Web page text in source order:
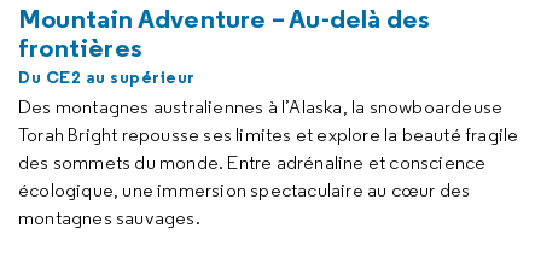
Mountain Adventure – Au-delà des
frontières
Du CE2 au supérieur
Des montagnes australiennes à l’Alaska, la snowboardeuse
Torah Bright repousse ses limites et explore la beauté fragile
des sommets du monde. Entre adrénaline et conscience
écologique, une immersion spectaculaire au cœur des
montagnes sauvages.